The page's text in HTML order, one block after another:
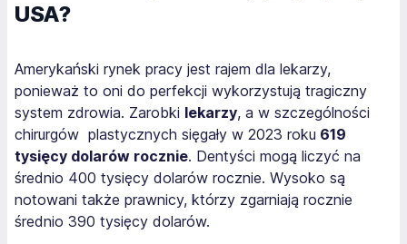
USA?
Amerykański rynek pracy jest rajem dla lekarzy,
ponieważ to oni do perfekcji wykorzystują tragiczny
system zdrowia. Zarobki lekarzy, a w szczególności
chirurgów plastycznych sięgały w 2023 roku 619
tysięcy dolarów rocznie. Dentyści mogą liczyć na
średnio 400 tysięcy dolarów rocznie. Wysoko są
notowani także prawnicy, którzy zgarniają rocznie
średnio 390 tysięcy dolarów.